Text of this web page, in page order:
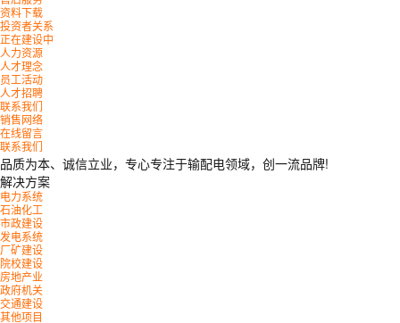
资料下载
投资者关系
正在建设中
人力资源
人才理念
员工活动
人才招聘
联系我们
销售网络
在线留言
联系我们
品质为本、诚信立业，专心专注于输配电领域，创一流品牌!
解决方案
电力系统
石油化工
市政建设
发电系统
厂矿建设
院校建设
房地产业
政府机关
交通建设
其他项目